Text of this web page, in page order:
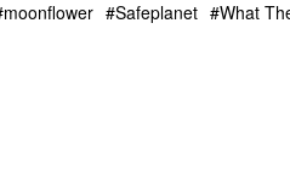
moonflower Safeplanet What